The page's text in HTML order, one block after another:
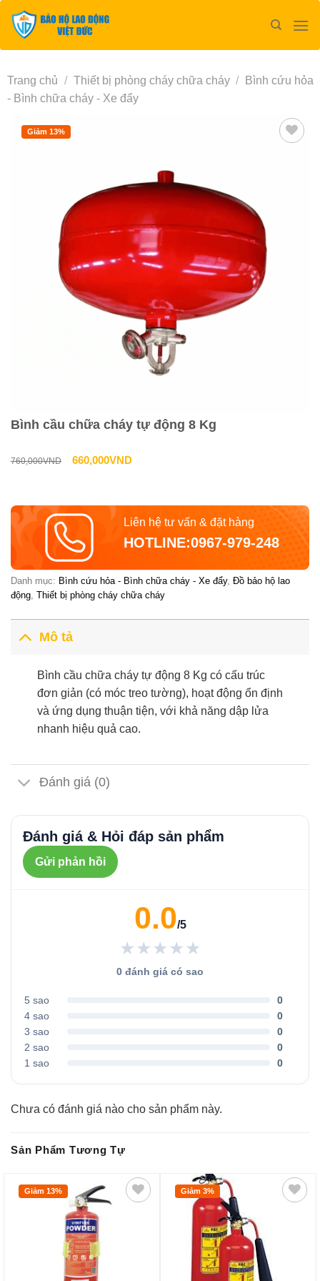
qua
Trang chủ / Thiết bị phòng cháy chữa cháy /
Bình cứu hỏa
- Bình chữa cháy - Xe đẩy
Giảm 13%
Bình cầu chữa cháy tự động 8 Kg
760,000VND
Giá
là:
760,000VND.
660,000VNDGiá
tại
là:
660,000VND.
Liên hệ tư vấn & đặt hàng
HOTLINE:0967-979-248
Danh mục: Bình cứu hỏa - Bình chữa cháy - Xe đẩy, Đồ bảo hộ lao
động Thiết bị phòng cháy chữa cháy
Mô tả
Bình cầu chữa cháy tự động 8 Kg có cấu trúc
đơn giản (có móc treo tường), hoạt động ổn định
và ứng dụng thuận tiện, với khả năng dập lửa
nhanh hiệu quả cao.
Đánh giá (0)
Đánh giá & Hỏi đáp sản phẩm
Gửi phản hồi
0.0/5
★★★★★
0 đánh giá có sao
5 sao
0
4 sao
0
3 sao
0
2 sao
0
1 sao
0
Chưa có đánh giá nào cho sản phẩm này.
Sản Phẩm Tương Tự
Giảm 13% Giảm 3%